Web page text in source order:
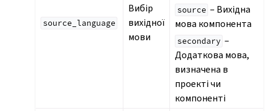
source_language
Вибір
вихідної
мови
source – Вихідна
мова компонента
secondary –
Додаткова мова,
визначена в
проекті чи
компоненті